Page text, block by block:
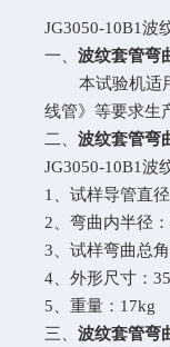
JG3050-10B1波
一、波纹套管弯
本试验机适用
线管》等要求生
二、波纹套管弯
JG3050-10B1波
1
、试样导管直径
2 、弯曲内半径：
3 、试样弯曲总
4 、外形尺寸：
5 、重量： 17kg
三、波纹套管弯